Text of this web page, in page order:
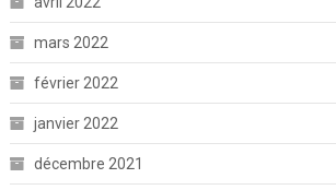
mars 2022
février 2022
janvier 2022
décembre 2021